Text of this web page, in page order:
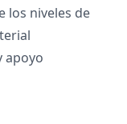
los niveles de
apoyo